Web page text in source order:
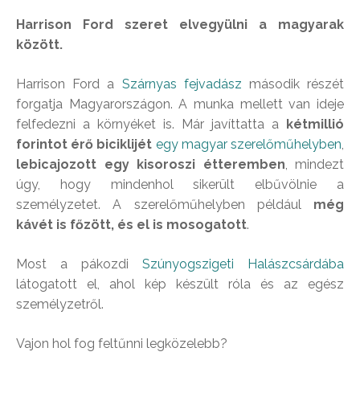
Harrison Ford szeret elvegyülni a magyarak
között.
Harrison Ford a Szárnyas fejvadász második részét
forgatja Magyarországon. A munka mellett van ideje
felfedezni a környéket is. Már javíttatta a
kétmillió
forintot érő biciklijét egy magyar szerelőműhelyben,
lebicajozott egy kisoroszi étteremben, mindezt
úgy, hogy mindenhol sikerült elbűvölnie a
személyzetet. A szerelőműhelyben például még
kávét is főzött, és el is mosogatott.
Most a pákozdi Szúnyogszigeti Halászcsárdába
látogatott el, ahol kép készült róla és az egész
személyzetről.
Vajon hol fog feltűnni legközelebb?